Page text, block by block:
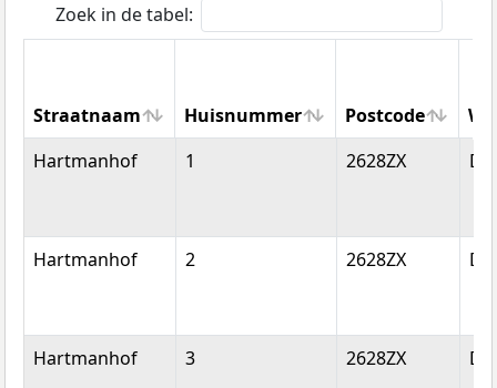
Zoek in de tabel:
Straatnaam Huisnummer Postcode
Straatnaam
Huisnummer Postcode
Hartmanhof 1 2628ZX
Hartmanhof 2 2628ZX
Hartmanhof 3 2628ZX